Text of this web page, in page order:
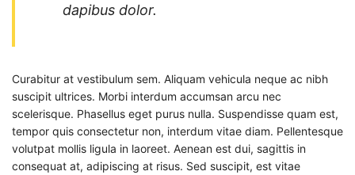
dapibus dolor.
Curabitur at vestibulum sem. Aliquam vehicula neque ac nibh
suscipit ultrices. Morbi interdum accumsan arcu nec
scelerisque. Phasellus eget purus nulla. Suspendisse quam est,
tempor quis consectetur non, interdum vitae diam. Pellentesque
volutpat mollis ligula in laoreet. Aenean est dui, sagittis in
consequat at, adipiscing at risus. Sed suscipit, est vitae